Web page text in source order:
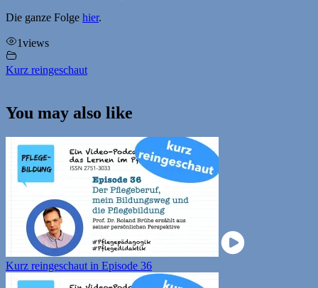
Die ganze Folge hier.
1views
Kurz reingeschaut
You may also like
Kurz reingeschaut in Episode 36